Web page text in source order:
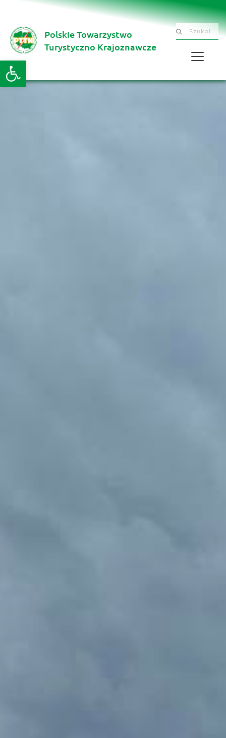
Otwórz pasek narzędzi
Polskie Towarzystwo
Turystyczno Krajoznawcze
Szukaj .......